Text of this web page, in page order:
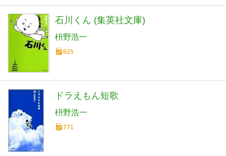
石川くん (集英社文庫)
枡野浩一
825
ドラえもん短歌
枡野浩一
771